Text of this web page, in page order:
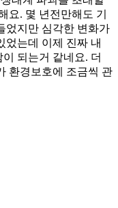
요. 몇 년전만해도 기
었지만 심각한 변화가
었는데 이제 진짜 내
되는거 같네요. 더
환경보호에 조금씩 관